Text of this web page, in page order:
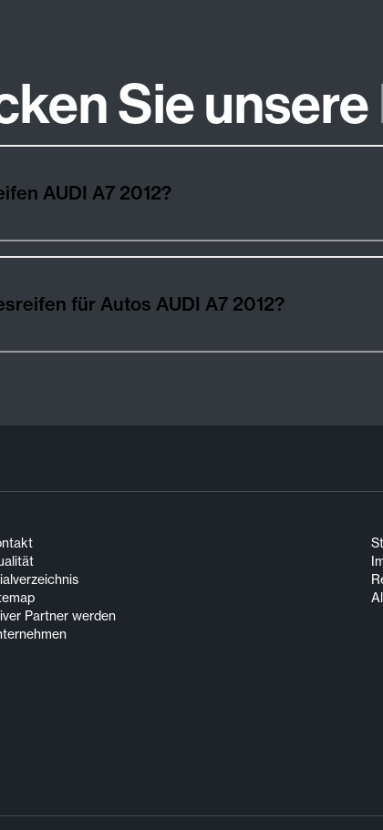
Sie unsere
AUDI A7 2012?
für Autos AUDI A7 2012?
Partner werden